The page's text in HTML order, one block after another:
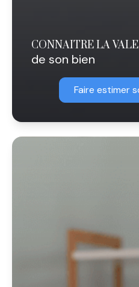
CONNAITRE LA
de son bien
Faire estimer